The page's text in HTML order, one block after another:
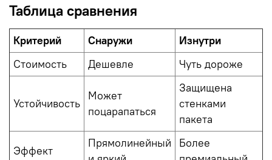
Таблица сравнения
Критерий Снаружи
Изнутри
Стоимость
Дешевле Чуть дороже
Устойчивость
Может
поцарапаться
Защищена
стенками
пакета
Эффект
Прямолинейный
Более